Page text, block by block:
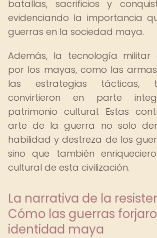
batallas, sacrificios y
evidenciando la importancia
guerras en la sociedad maya.
Además, la tecnología militar
por los mayas, como las
las estrategias tácticas,
convirtieron en parte
patrimonio cultural. Estas
arte de la guerra no solo
habilidad y destreza de los
sino que también
cultural de esta civilización.
La narrativa de la
Cómo las guerras
identidad maya